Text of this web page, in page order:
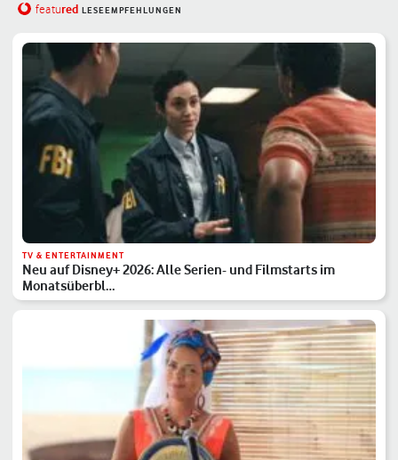
featured LESEEMPFEHLUNGEN
TV & ENTERTAINMENT
Neu auf Disney+ 2026: Alle Serien- und Filmstarts im
Monatsüberbl…